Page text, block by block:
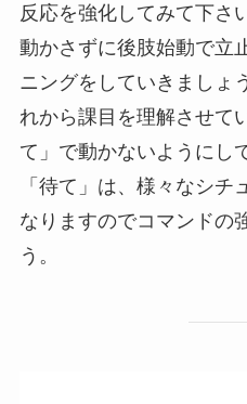
反応を強化してみて下さ
動かさずに後肢始動で立
ニングをしていきましょ
れから課目を理解させて
て」で動かないようにし
「待て」は、様々なシ
なりますのでコマンドの
う。